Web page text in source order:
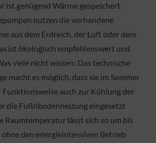
ist genügend Wärme gespeichert.
nutzen die vorhandene
aus dem Erdreich, der Luft oder dem
ist ökologisch empfehlenswert und
viele nicht wissen: Das technische
macht es möglich, dass sie im Sommer
auch zur Kühlung der
die Fußnbodenheizung eingesetzt
Raumtemperatur lässt sich so um bis
ohne den energieintensiven Betrieb